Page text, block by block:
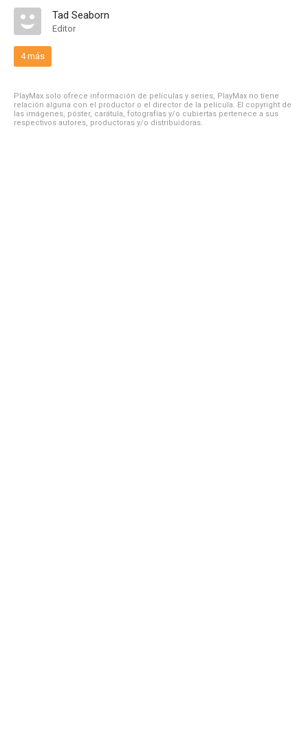
Tad Seaborn
Editor
4 más
PlayMax solo ofrece información de películas y series, PlayMax no tiene
relación alguna con el productor o el director de la película. El copyright de
las imágenes, póster, carátula, fotografías y/o cubiertas pertenece a sus
respectivos autores, productoras y/o distribuidoras.